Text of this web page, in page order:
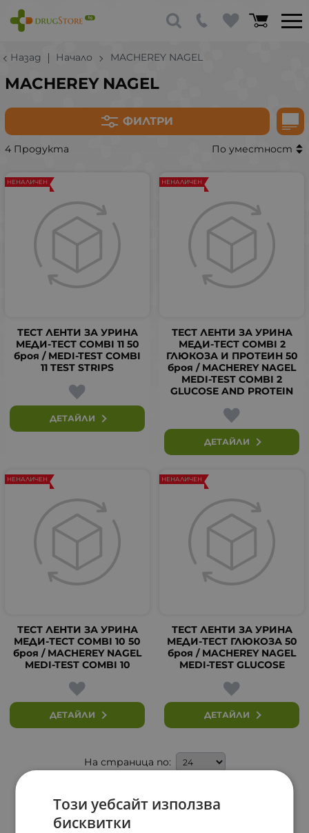
Назад Начало MACHEREY NAGEL
MACHEREY NAGEL
ФИЛТРИ
4 Продукта По уместност
ТЕСТ ЛЕНТИ ЗА УРИНА
МЕДИ-ТЕСТ COMBI 11 50
броя / MEDI-TEST COMBI
11 TEST STRIPS
ДЕТАЙЛИ
НЕНАЛИЧЕН
ТЕСТ ЛЕНТИ ЗА УРИНА
МЕДИ-ТЕСТ COMBI 2
ГЛЮКОЗА И ПРОТЕИН 50
броя / MACHEREY NAGEL
MEDI-TEST COMBI 2
GLUCOSE AND PROTEIN
ДЕТАЙЛИ
НЕНАЛИЧЕН
ТЕСТ ЛЕНТИ ЗА УРИНА
МЕДИ-ТЕСТ COMBI 10 50
броя / MACHEREY NAGEL
MEDI-TEST COMBI 10
ДЕТАЙЛИ
НЕНАЛИЧЕН
ТЕСТ ЛЕНТИ ЗА УРИНА
МЕДИ-ТЕСТ ГЛЮКОЗА 50
броя / MACHEREY NAGEL
MEDI-TEST GLUCOSE
ДЕТАЙЛИ
НЕНАЛИЧЕН
На страница по:
Този уебсайт използва
бисквитки